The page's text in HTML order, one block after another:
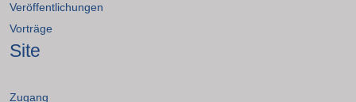
Veröffentlichungen
Vorträge
Site
Zugang